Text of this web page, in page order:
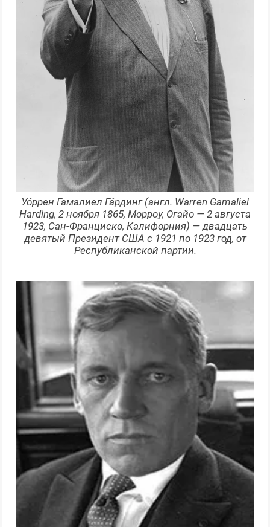
Уо́ррен Гамалиел Га́рдинг (англ. Warren Gamaliel
Harding, 2 ноября 1865, Морроу, Огайо — 2 августа
1923, Сан-Франциско, Калифорния) — двадцать
девятый Президент США с 1921 по 1923 год, от
Республиканской партии.